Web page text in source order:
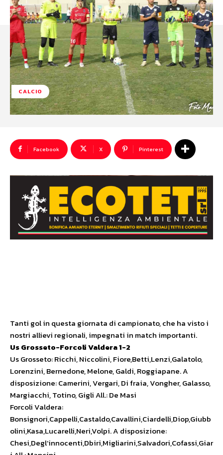
CALCIO
Facebook X Pinterest
Tanti gol in questa giornata di campionato, che ha visto i
nostri allievi regionali, impegnati in match importanti.
Us Grosseto-Forcoli Valdera 1-2
Us Grosseto: Ricchi, Niccolini, Fiore,Betti,Lenzi,Galatolo,
Lorenzini, Bernedone, Melone, Galdi, Roggiapane. A
disposizione: Camerini, Vergari, Di fraia, Vongher, Galasso,
Margiacchi, Totino, Gigli All.: De Masi
Forcoli Valdera:
Bonsignori,Cappelli,Castaldo,Cavallini,Ciardelli,Diop,Giubb
olini,Kasa,Lucarelli,Neri,Volpi. A disposizione:
Chesi,Degl’innocenti,Dbiri,Migliarini,Salvadori,Cofassi,Giar